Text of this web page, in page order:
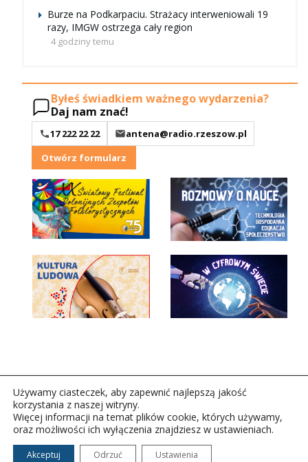
Burze na Podkarpaciu. Strażacy interweniowali 19
razy, IMGW ostrzega cały region
4 godziny temu
Byłeś świadkiem ważnego wydarzenia?
Daj nam znać!
17 222 22 22
antena@radio.rzeszow.pl
Otwórz formularz
Copyright © 2026Polskie Radio Rzeszów S.A. w likwidacj.
Wszelkie prawa zastrzeżone.
Używamy ciasteczek, aby zapewnić najlepszą jakość
korzystania z naszej witryny.
Więcej informacji na temat plików cookie, których używamy,
oraz możliwości ich wyłączenia znajdziesz w ustawieniach.
Akceptuj Odrzuć Ustawienia